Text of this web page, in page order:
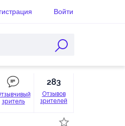
Войти
зритель
283
Отзывов
зрителей